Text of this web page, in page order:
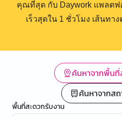
คุณที่สุด กับ Daywork แพลต
เร็วสุดใน 1 ชั่วโมง เส้นท
ค้นหาจากพื้นที่
ค้นหาจากส
พื้นที่สะดวกรับงาน